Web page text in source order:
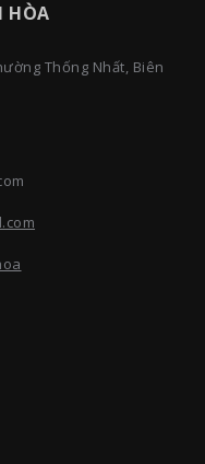
HÒA
Thống Nhất, Biên